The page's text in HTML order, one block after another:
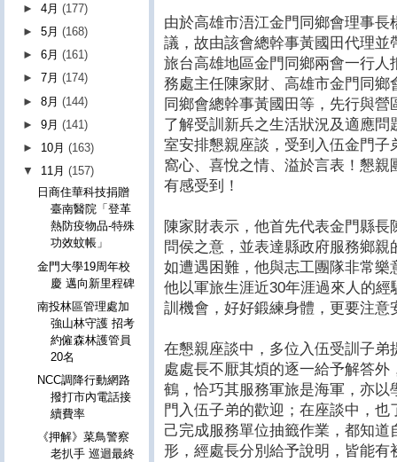
由於高雄市浯江金門同鄉會理事
議，故由該會總幹事黃國田代理
旅台高雄地區金門同鄉兩會一行
務處主任陳家財、高雄市金門同
同鄉會總幹事黃國田等，先行與
了解受訓新兵之生活狀況及適應
室安排懇親座談，受到入伍金門
窩心、喜悅之情、溢於言表！懇
有感受到！
陳家財表示，他首先代表金門縣
問侯之意，並表達縣政府服務鄉
如遭遇困難，他與志工團隊非常
他以軍旅生涯近30年涯過來人的
訓機會，好好鍛練身體，更要注意
在懇親座談中，多位入伍受訓子
處處長不厭其煩的逐一給予解答
鶴，恰巧其服務軍旅是海軍，亦
門入伍子弟的歡迎；在座談中，
己完成服務單位抽籤作業，都知
形，經處長分別給予說明，皆能有
►4月(177)
►5月(168)
►6月(161)
►7月(174)
►8月(144)
►9月(141)
► 10月(163)
▼ 11月(157)
日商住華科技捐贈
臺南醫院「登革
熱防疫物品-特殊
功效蚊帳」
金門大學19周年校
慶 邁向新里程碑
南投林區管理處加
強山林守護 招考
約僱森林護管員
20名
NCC調降行動網路
撥打市內電話接
續費率
《押解》菜鳥警察
老扒手 巡迴最終